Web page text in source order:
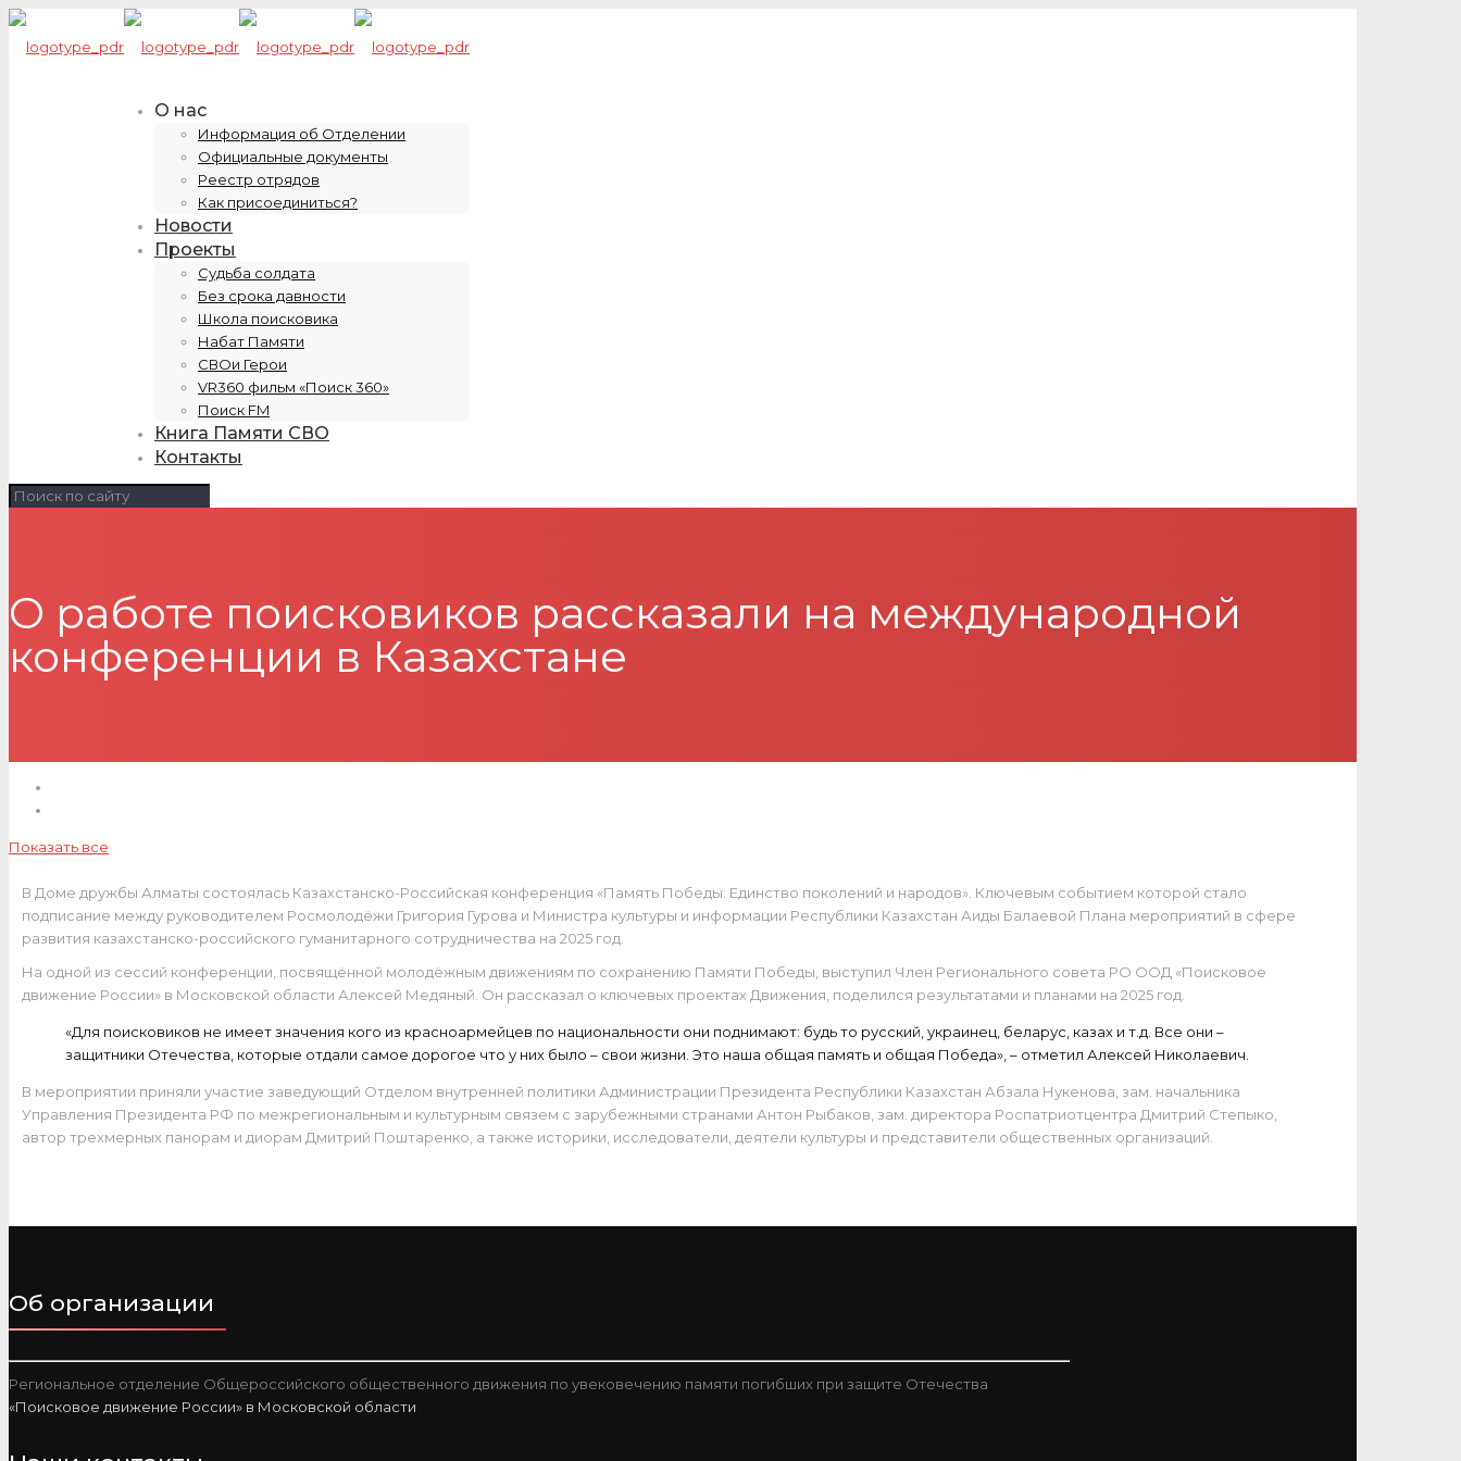
О нас
Информация об Отделении
Официальные документы
Реестр отрядов
Как присоединиться?
Новости
Проекты
Судьба солдата
Без срока давности
Школа поисковика
Набат Памяти
СВОи Герои
VR360 фильм «Поиск 360»
Поиск FM
Книга Памяти СВО
Контакты
О работе поисковиков рассказали на международной
конференции в Казахстане
Показать все
В Доме дружбы Алматы состоялась Казахстанско-Российская конференция «Память Победы: Единство поколений и народов». Ключевым событием которой стало
подписание между руководителем Росмолодёжи Григория Гурова и Министра культуры и информации Республики Казахстан Аиды Балаевой Плана мероприятий в сфере
развития казахстанско-российского гуманитарного сотрудничества на 2025 год.
На одной из сессий конференции, посвящённой молодёжным движениям по сохранению Памяти Победы, выступил Член Регионального совета РО ООД «Поисковое
движение России» в Московской области Алексей Медяный. Он рассказал о ключевых проектах Движения, поделился результатами и планами на 2025 год.
«Для поисковиков не имеет значения кого из красноармейцев по национальности они поднимают: будь то русский, украинец, беларус, казах и т.д. Все они –
защитники Отечества, которые отдали самое дорогое что у них было – свои жизни. Это наша общая память и общая Победа», – отметил Алексей Николаевич.
В мероприятии приняли участие заведующий Отделом внутренней политики Администрации Президента Республики Казахстан Абзала Нукенова, зам. начальника
Управления Президента РФ по межрегиональным и культурным связем с зарубежными странами Антон Рыбаков, зам. директора Роспатриотцентра Дмитрий Степыко,
автор трехмерных панорам и диорам Дмитрий Поштаренко, а также историки, исследователи, деятели культуры и представители общественных организаций.
Об организации
Региональное отделение Общероссийского общественного движения по увековечению памяти погибших при защите Отечества
«Поисковое движение России» в Московской области